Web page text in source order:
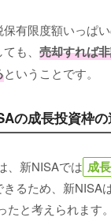
有限度額いっぱ
も、 売却すれば
ということです。
の成長投資枠
、新NISAでは 成
るため、新NISA
たと考えられます